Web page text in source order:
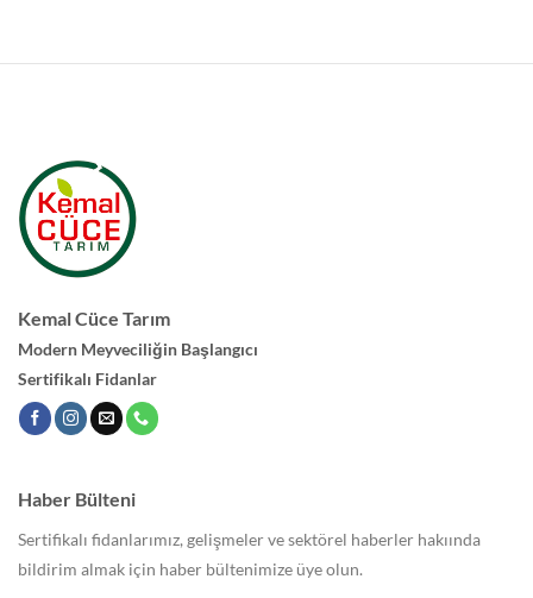
Kemal Cüce Tarım
Modern Meyveciliğin Başlangıcı
Sertifikalı Fidanlar
Haber Bülteni
Sertifikalı fidanlarımız, gelişmeler ve sektörel haberler hakıında
bildirim almak için haber bültenimize üye olun.